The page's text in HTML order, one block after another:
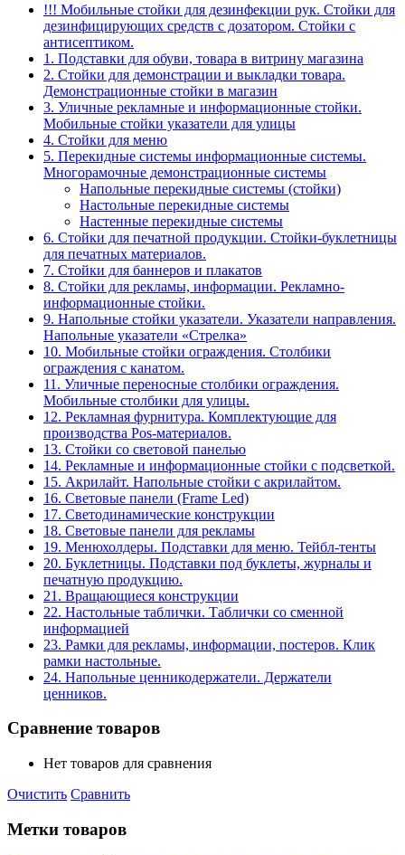
!!! Мобильные стойки для дезинфекции рук. Стойки для
дезинфицирующих средств с дозатором. Стойки с
антисептиком.
1. Подставки для обуви, товара в витрину магазина
2. Стойки для демонстрации и выкладки товара.
Демонстрационные стойки в магазин
3. Уличные рекламные и информационные стойки.
Мобильные стойки указатели для улицы
4. Стойки для меню
5. Перекидные системы информационные системы.
Многорамочные демонстрационные системы
Напольные перекидные системы (стойки)
Настольные перекидные системы
Настенные перекидные системы
6. Стойки для печатной продукции. Стойки-буклетницы
для печатных материалов.
7. Стойки для баннеров и плакатов
8. Стойки для рекламы, информации. Рекламно-
информационные стойки.
9. Напольные стойки указатели. Указатели направления.
Напольные указатели «Стрелка»
10. Мобильные стойки ограждения. Столбики
ограждения с канатом.
11. Уличные переносные столбики ограждения.
Мобильные столбики для улицы.
12. Рекламная фурнитура. Комплектующие для
производства Pos-материалов.
13. Стойки со световой панелью
14. Рекламные и информационные стойки с подсветкой.
15. Акрилайт. Напольные стойки с акрилайтом.
16. Световые панели (Frame Led)
17. Светодинамические конструкции
18. Световые панели для рекламы
19. Менюхолдеры. Подставки для меню. Тейбл-тенты
20. Буклетницы. Подставки под буклеты, журналы и
печатную продукцию.
21. Вращающиеся конструкции
22. Настольные таблички. Таблички со сменной
информацией
23. Рамки для рекламы, информации, постеров. Клик
рамки настольные.
24. Напольные ценникодержатели. Держатели
ценников.
Сравнение товаров
Нет товаров для сравнения
Очистить Сравнить
Метки товаров